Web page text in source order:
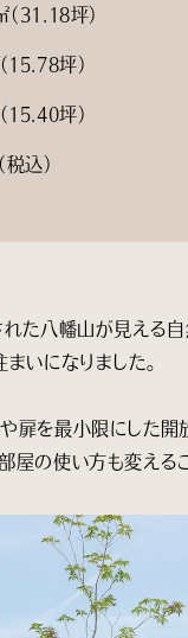
31.18坪）
15.78坪）
15.40坪）
込）
れた八幡山が見える
いになりました。
扉を最小限にした開
屋の使い方も変える